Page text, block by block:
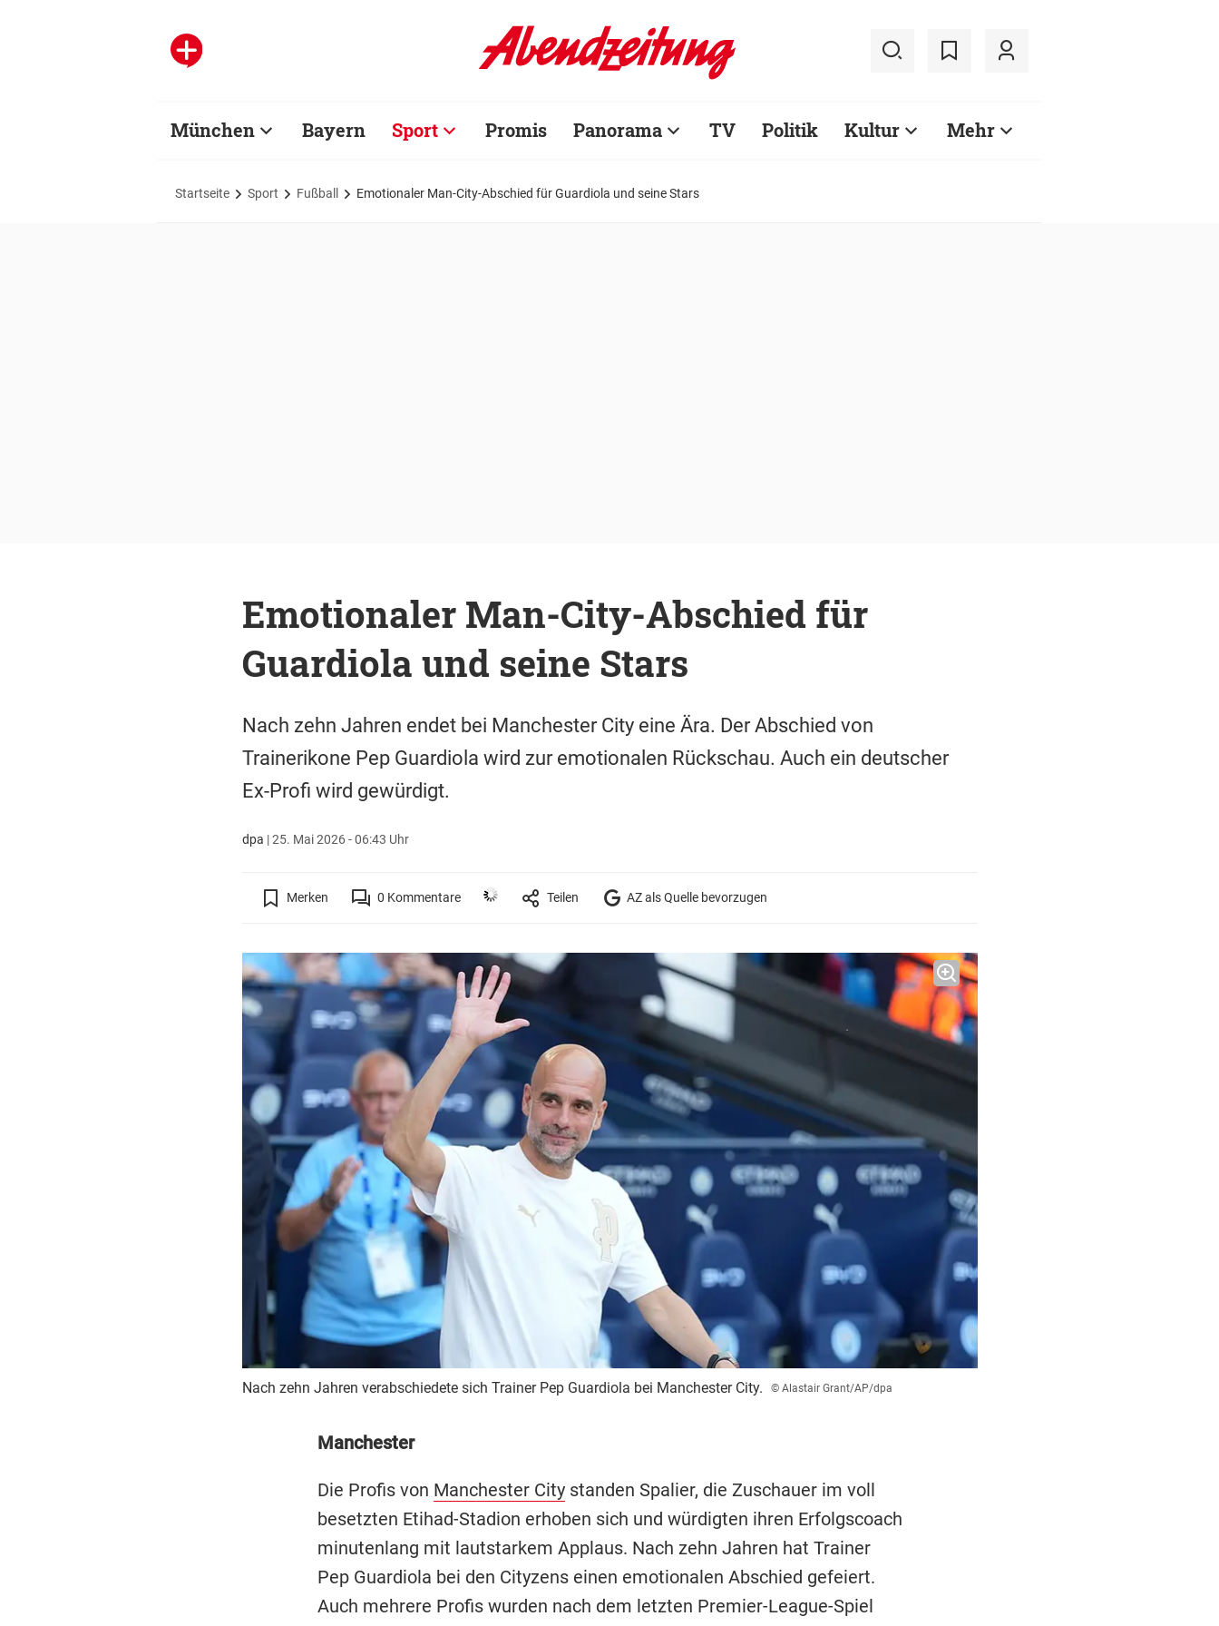
München Bayern Sport Promis Panorama TV Politik Kultur Mehr
Startseite Sport Fußball Emotionaler Man-City-Abschied für Guardiola und seine Stars
Emotionaler Man-City-Abschied für
Guardiola und seine Stars
Nach zehn Jahren endet bei Manchester City eine Ära. Der Abschied von
Trainerikone Pep Guardiola wird zur emotionalen Rückschau. Auch ein deutscher
Ex-Profi wird gewürdigt.
dpa |25. Mai 2026 - 06:43 Uhr
Merken 0 Kommentare Teilen AZ als Quelle bevorzugen
Nach zehn Jahren verabschiedete sich Trainer Pep Guardiola bei Manchester City. © Alastair Grant/AP/dpa
Manchester
Die Profis von Manchester Citystanden Spalier, die Zuschauer im voll
besetzten Etihad-Stadion erhoben sich und würdigten ihren Erfolgscoach
minutenlang mit lautstarkem Applaus. Nach zehn Jahren hat Trainer
Pep Guardiola bei den Cityzens einen emotionalen Abschied gefeiert.
Auch mehrere Profis wurden nach dem letzten Premier-League-Spiel